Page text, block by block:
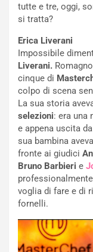
tutte e tre, oggi,
si tratta?
Erica Liverani
Impossibile
Liverani.
cinque di
colpo di scena
La sua storia
selezioni: era una
e appena uscita
sua bambina
fronte ai giudici
Bruno Barbieri e
voglia di fare e di
fornelli.